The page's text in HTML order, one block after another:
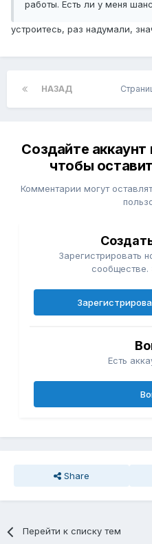
работы. Есть ли у меня
устроитесь, раз надумали,
НАЗАД
Создайте аккаунт
чтобы
Комментарии могут
Зарегистрировать
сообществе.
Есть
Share
Перейти к списку тем